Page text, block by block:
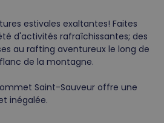
estivales exaltantes! Faites
d'activités rafraîchissantes; des
au rafting aventureux le long de
de la montagne.
Saint-Sauveur offre une
inégalée.